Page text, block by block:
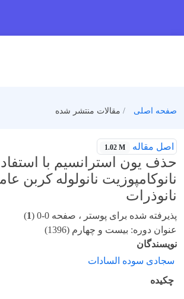
صفحه اصلی مقالات منتشر شده
اصل مقاله 1.02 M
حذف یون استرانسیم با
نانوکامپوزیت نانولوله کربن
نانوذرات
پذیرفته شده برای پوستر ، صفحه 0-0 ( 1
)
عنوان دوره: بیست و چهارم (1396)
نویسندگان
سجادی سوده السادات
چکیده